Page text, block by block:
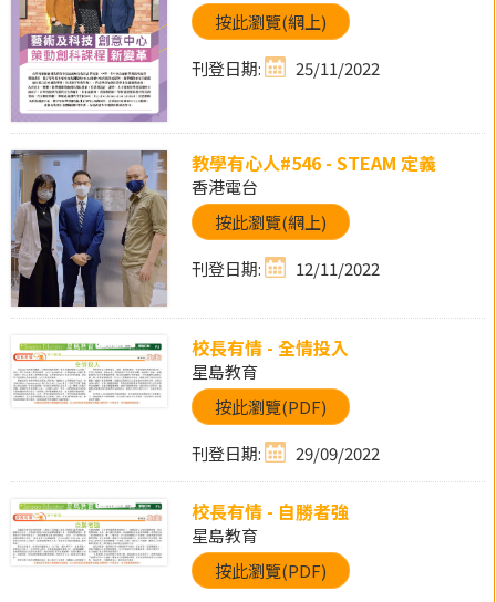
按此瀏覽(網上)
刊登日期:
25/11/2022
教學有心人#546 - STEAM 定義
香港電台
按此瀏覽(網上)
刊登日期:
12/11/2022
校長有情 - 全情投入
星島教育
按此瀏覽(PDF)
刊登日期:
29/09/2022
校長有情 - 自勝者強
星島教育
按此瀏覽(PDF)